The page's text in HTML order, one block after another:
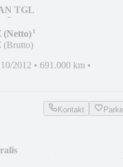
TGL
(Netto)¹
(Brutto)
2012 • 691.000 km •
Kontakt